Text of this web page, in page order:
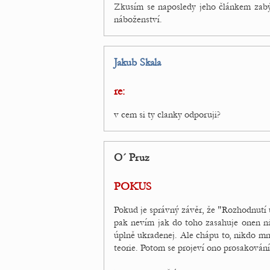
Zkusím se naposledy jeho článkem
náboženství.
Jakub Skala
re:
v cem si ty clanky odporuji?
O´ Pruz
POKUS
Pokud je správný závěr, že
pak nevím jak do toho zasahuje onen
úplně ukradenej. Ale chápu to, nikdo
teorie. Potom se projeví ono